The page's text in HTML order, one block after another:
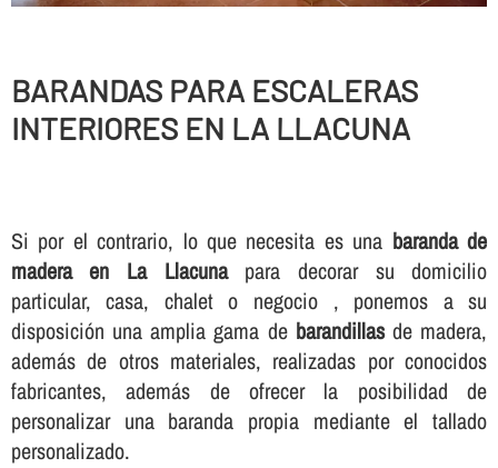
BARANDAS PARA ESCALERAS
INTERIORES EN LA LLACUNA
Si por el contrario, lo que necesita es una baranda de
madera en La Llacunapara decorar su domicilio
particular, casa, chalet o negocio , ponemos a su
disposición una amplia gama de barandillasde madera,
además de otros materiales, realizadas por conocidos
fabricantes, además de ofrecer la posibilidad de
personalizar una baranda propia mediante el tallado
personalizado.